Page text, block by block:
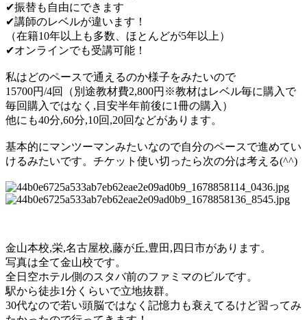
✔振替も自由にできます
✔講師のレベルが違います！
（在籍10年以上も多数、ほとんどが5年以上）
✔オンラインでも受講可能！
私はどのペースで通えるのか様子をみたいので
15700円/4回（別途教材費2,800円※教材はレベル毎に購入で
毎回購入ではなく , 目安半年前後に1冊の購入）
他にも40分,60分,10回 ,20回などがあります。
基本的にマンツーマンみたいなので自分のペースで進めてい
けるみたいです。 チケット使い切ったら次の分は考える(^^)
金山本校,栄,名古屋校,藤が丘,豊田 , 四日市があります。
写真は全て金山校です。
全日空ホテル側のスタバ前のファミマのビルです。
駅から徒歩1分くらいで立地抜群。
30代なので若い頭脳ではなく記憶力も衰えてるけど習ってみ